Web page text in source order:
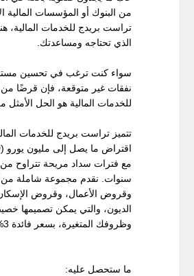
من البنوك أو المؤسسات المالية
تراست بريدج للخدمات المالية،
الذي تحتاجه ومساعدتك.
سواء كنت ترغب في تحسين
نفقات غير متوقعة، فإن قرضًا
للخدمات المالية هو الحل الأمثل
تتميز تراست بريدج للخدمات
سنوات. نقدم مجموعة شاملة
وقروض الأعمال، وقروض
الديون، والتي يمكن تصميمها
وظروفك المتغيرة، بسعر فائدة 3%.
ما ستحصل عليه: